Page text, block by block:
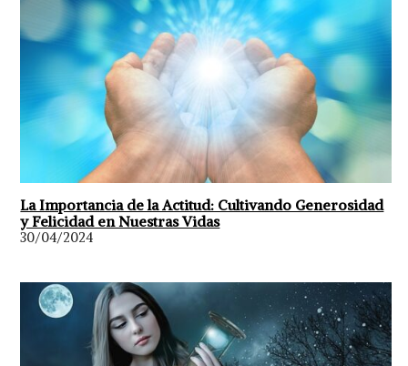
La Importancia de la Actitud: Cultivando Generosidad
y Felicidad en Nuestras Vidas
30/04/2024